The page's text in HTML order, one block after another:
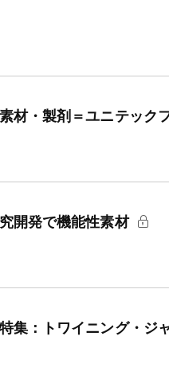
材・製剤＝ユニテッ
開発で機能性素材
集：トワイニング・